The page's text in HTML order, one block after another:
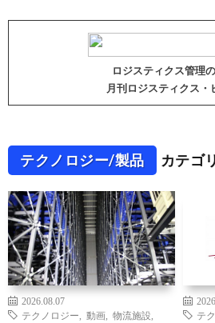
ロジスティクス管理
月刊ロジスティクス・
テクノロジー/製品 カテゴ
2026.08.07
テクノロジー
動画 物流施設
テ